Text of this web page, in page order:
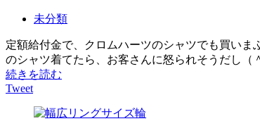
未分類
定額給付金で、クロムハーツのシャツでも買い
のシャツ着てたら、お客さんに怒られそうだし
続きを読む
Tweet